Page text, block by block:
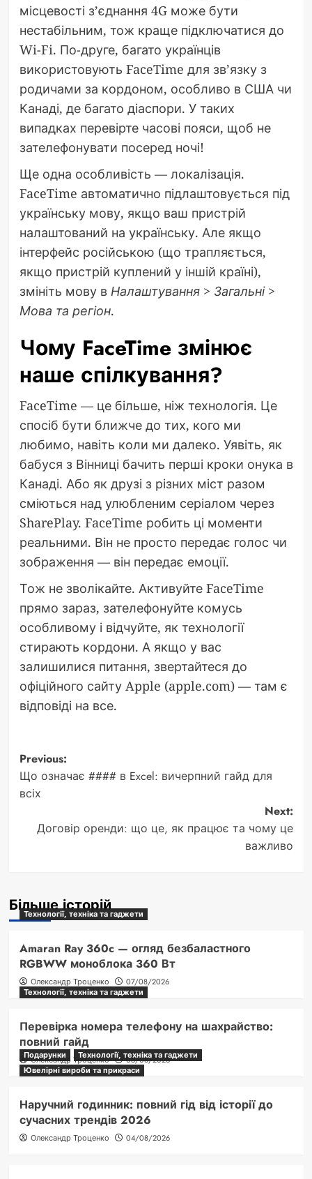
місцевості з’єднання 4G може бути
нестабільним, тож краще підключатися до
Wi-Fi. По-друге, багато українців
використовують FaceTime для зв’язку з
родичами за кордоном, особливо в США чи
Канаді, де багато діаспори. У таких
випадках перевірте часові пояси, щоб не
зателефонувати посеред ночі!
Ще одна особливість — локалізація.
FaceTime автоматично підлаштовується під
українську мову, якщо ваш пристрій
налаштований на українську. Але якщо
інтерфейс російською (що трапляється,
якщо пристрій куплений у іншій країні),
змініть мову в Налаштування > Загальні >
Мова та регіон.
Чому FaceTime змінює
наше спілкування?
FaceTime — це більше, ніж технологія. Це
спосіб бути ближче до тих, кого ми
любимо, навіть коли ми далеко. Уявіть, як
бабуся з Вінниці бачить перші кроки онука в
Канаді. Або як друзі з різних міст разом
сміються над улюбленим серіалом через
SharePlay. FaceTime робить ці моменти
реальними. Він не просто передає голос чи
зображення — він передає емоції.
Тож не зволікайте. Активуйте FaceTime
прямо зараз, зателефонуйте комусь
особливому і відчуйте, як технології
стирають кордони. А якщо у вас
залишилися питання, звертайтеся до
офіційного сайту Apple (apple.com) — там є
відповіді на все.
Post
navigation
Previous:
Що означає #### в Excel: вичерпний гайд для
всіх
Next:
Договір оренди: що це, як працює та чому це
важливо
Більше історій
Технології, техніка та гаджети
Amaran Ray 360c — огляд безбаластного
RGBWW моноблока 360 Вт
Олександр Троценко
07/08/2026
Технології, техніка та гаджети
Перевірка номера телефону на шахрайство:
повний гайд
Олександр Троценко 05/08/2026
Подарунки
Технології, техніка та гаджети
Ювелірні вироби та прикраси
Наручний годинник: повний гід від історії до
сучасних трендів 2026
Олександр Троценко 04/08/2026